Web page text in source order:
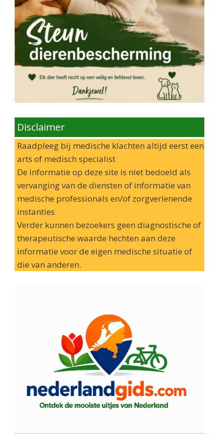
Disclaimer
Raadpleeg bij medische klachten altijd eerst een
arts of medisch specialist
De informatie op deze site is niet bedoeld als
vervanging van de diensten of informatie van
medische professionals en/of zorgverlenende
instanties
Verder kunnen bezoekers geen diagnostische of
therapeutische waarde hechten aan deze
informatie voor de eigen medische situatie of
die van anderen.